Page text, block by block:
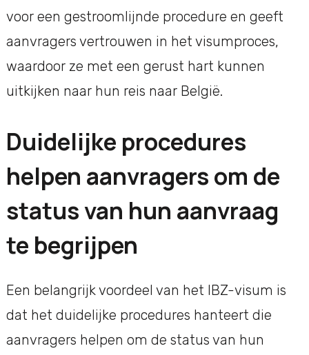
voor een gestroomlijnde procedure en geeft
aanvragers vertrouwen in het visumproces,
waardoor ze met een gerust hart kunnen
uitkijken naar hun reis naar België.
Duidelijke procedures
helpen aanvragers om de
status van hun aanvraag
te begrijpen
Een belangrijk voordeel van het IBZ-visum is
dat het duidelijke procedures hanteert die
aanvragers helpen om de status van hun